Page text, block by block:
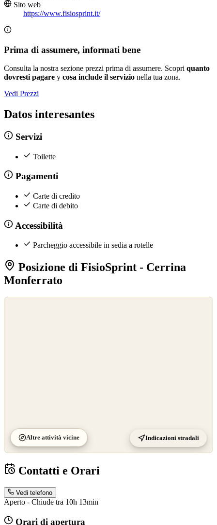
Sito web
https://www.fisiosprint.it/
Prima di assumere, informati bene
Consulta la nostra sezione prezzi prima di assumere. Scopri quanto
dovresti pagare y cosa include il servizio nella tua zona.
Vedi Prezzi
Datos interesantes
Servizi
Toilette
Pagamenti
Carte di credito
Carte di debito
Accessibilità
Parcheggio accessibile in sedia a rotelle
Posizione di FisioSprint - Cerrina
Monferrato
Altre attività vicine Indicazioni stradali
Contatti e Orari
Vedi telefono
Aperto - Chiude tra 10h 13min
Orari di apertura